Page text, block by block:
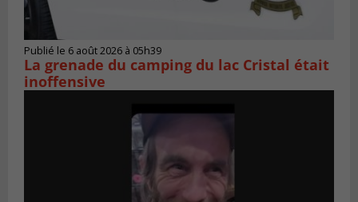
Publié le 6 août 2026 à 05h39
La grenade du camping du lac Cristal était
inoffensive